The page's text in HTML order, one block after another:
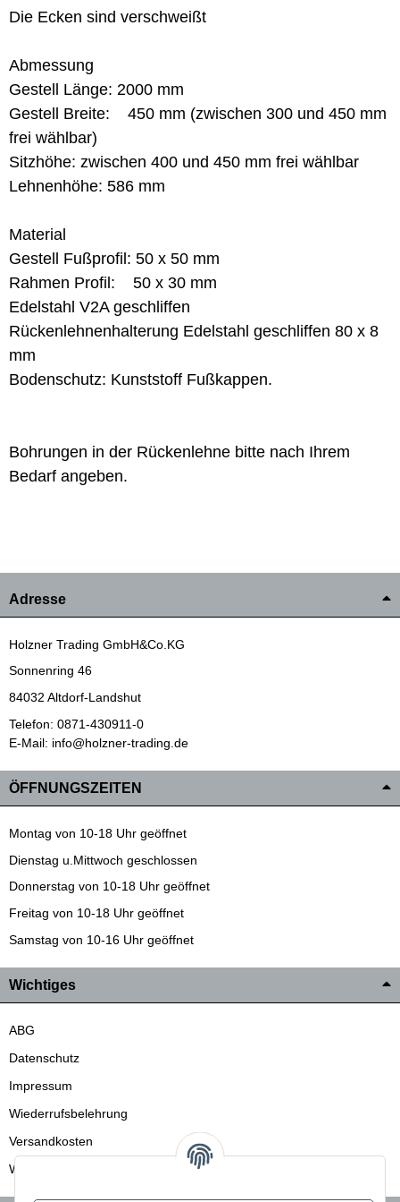
Die Ecken sind verschweißt
Abmessung
Gestell Länge: 2000 mm
Gestell Breite: 450 mm (zwischen 300 und 450 mm
frei wählbar)
Sitzhöhe: zwischen 400 und 450 mm frei wählbar
Lehnenhöhe: 586 mm
Material
Gestell Fußprofil: 50 x 50 mm
Rahmen Profil: 50 x 30 mm
Edelstahl V2A geschliffen
Rückenlehnenhalterung Edelstahl geschliffen 80 x 8
mm
Bodenschutz: Kunststoff Fußkappen.
Bohrungen in der Rückenlehne bitte nach Ihrem
Bedarf angeben.
Adresse
Holzner Trading GmbH&Co.KG
Sonnenring 46
84032 Altdorf-Landshut
Telefon: 0871-430911-0
E-Mail: info@holzner-trading.de
ÖFFNUNGSZEITEN
Montag von 10-18 Uhr geöffnet
Dienstag u.Mittwoch geschlossen
Donnerstag von 10-18 Uhr geöffnet
Freitag von 10-18 Uhr geöffnet
Samstag von 10-16 Uhr geöffnet
Wichtiges
ABG
Datenschutz
Impressum
Wiederrufsbelehrung
Versandkosten
Wir liefern auch in die Schweiz